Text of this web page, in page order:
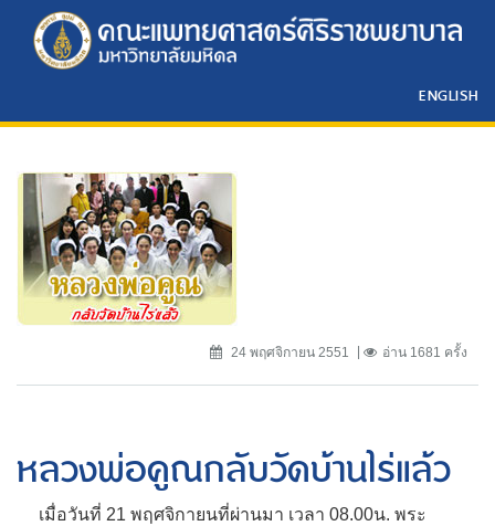
ENGLISH
24 พฤศจิกายน 2551 อ่าน 1681 ครั้ง
หลวงพ่อคูณกลับวัดบ้านไร่แล้ว
เมื่อวันที่ 21 พฤศจิกายนที่ผ่านมา เวลา 08.00น. พระ